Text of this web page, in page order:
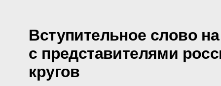
Вступительное слово
с представителями
кругов